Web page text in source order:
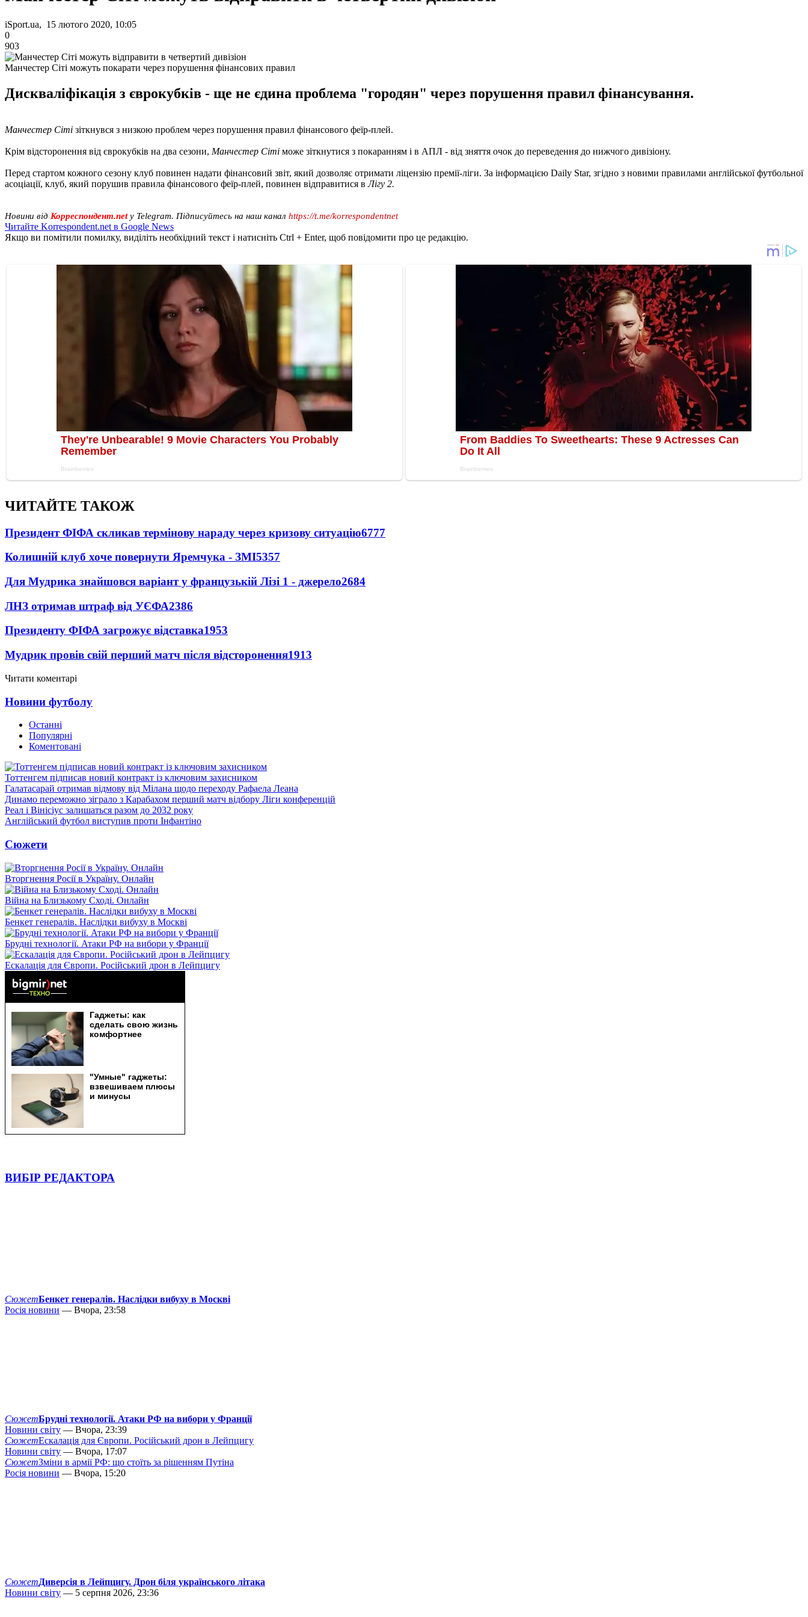
iSport.ua, 15 лютого 2020, 10:05
0
903
Манчестер Сіті можуть покарати через порушення фінансових правил
Дискваліфікація з єврокубків - ще не єдина проблема "городян" через порушення правил фінансування.
Манчестер Сіті зіткнувся з низкою проблем через порушення правил фінансового феїр-плей.
Крім відсторонення від єврокубків на два сезони, Манчестер Сіті може зіткнутися з покаранням і в АПЛ - від зняття очок до переведення до нижчого дивізіону.
Перед стартом кожного сезону клуб повинен надати фінансовий звіт, який дозволяє отримати ліцензію премії-ліги. За інформацією Daily Star, згідно з новими правилами англійської футбольної
асоціації, клуб, який порушив правила фінансового феїр-плей, повинен відправитися вЛігу 2.
Новини від Корреспондент.net у Telegram. Підписуйтесь на наш канал https://t.me/korrespondentnet
Читайте Korrespondent.net в Google News
Якщо ви помітили помилку, виділіть необхідний текст і натисніть Ctrl + Enter, щоб повідомити про це редакцію.
ЧИТАЙТЕ ТАКОЖ
Президент ФІФА скликав термінову нараду через кризову ситуацію6777
Колишній клуб хоче повернути Яремчука - ЗМІ5357
Для Мудрика знайшовся варіант у французькій Лізі 1 - джерело2684
ЛНЗ отримав штраф від УЄФА2386
Президенту ФІФА загрожує відставка1953
Мудрик провів свій перший матч після відсторонення1913
Читати коментарі
Новини футболу
Останні
Популярні
Коментовані
Тоттенгем підписав новий контракт із ключовим захисником
Галатасарай отримав відмову від Мілана щодо переходу Рафаела Леана
Динамо переможно зіграло з Карабахом перший матч відбору Ліги конференцій
Реал і Вінісіус залишаться разом до 2032 року
Англійський футбол виступив проти Інфантіно
Сюжети
Вторгнення Росії в Україну. Онлайн
Війна на Близькому Сході. Онлайн
Бенкет генералів. Наслідки вибуху в Москві
Брудні технології. Атаки РФ на вибори у Франції
Ескалація для Європи. Російський дрон в Лейпцигу
ВИБІР РЕДАКТОРА
СюжетБенкет генералів. Наслідки вибуху в Москві
Росія новини — Вчора, 23:58
СюжетБрудні технології. Атаки РФ на вибори у Франції
Новини світу — Вчора, 23:39
СюжетЕскалація для Європи. Російський дрон в Лейпцигу
Новини світу — Вчора, 17:07
СюжетЗміни в армії РФ: що стоїть за рішенням Путіна
Росія новини — Вчора, 15:20
СюжетДиверсія в Лейпцигу. Дрон біля українського літака
Новини світу — 5 серпня 2026, 23:36